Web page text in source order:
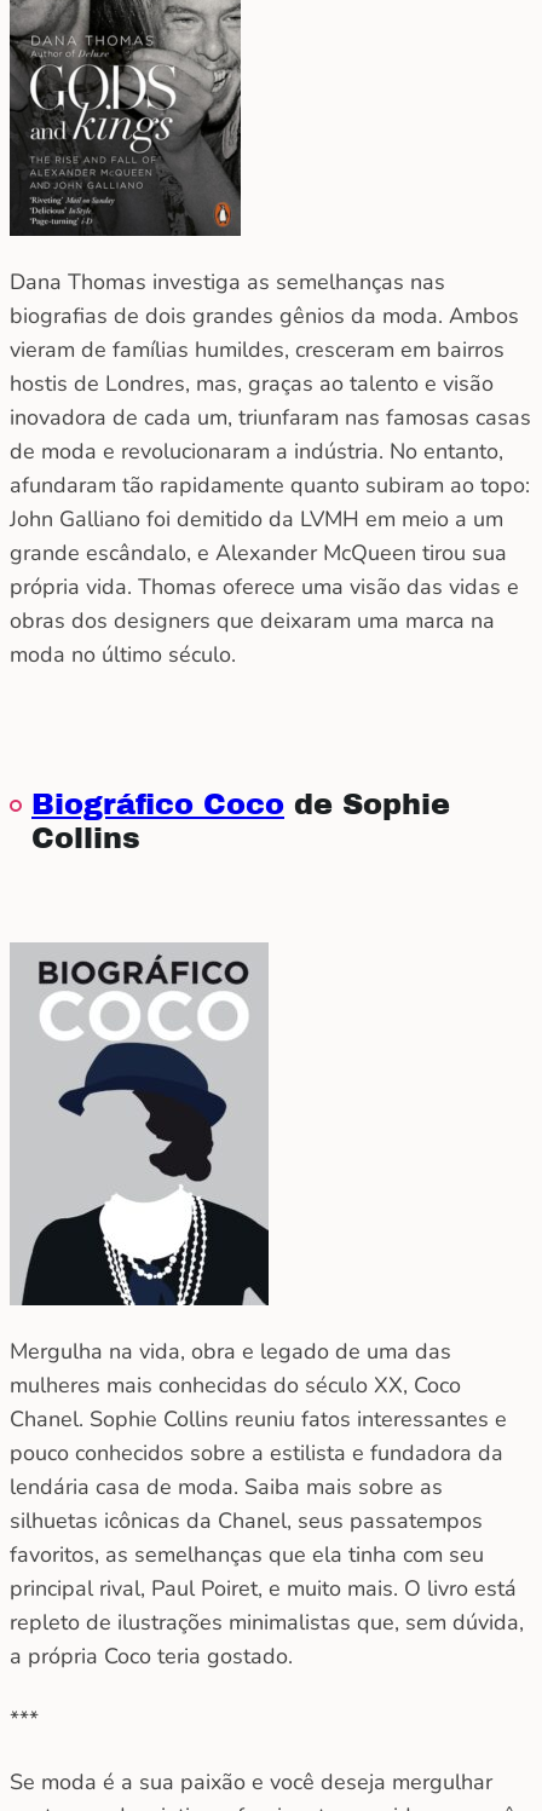
Dana Thomas investiga as semelhanças nas
biografias de dois grandes gênios da moda. Ambos
vieram de famílias humildes, cresceram em bairros
hostis de Londres, mas, graças ao talento e visão
inovadora de cada um, triunfaram nas famosas casas
de moda e revolucionaram a indústria. No entanto,
afundaram tão rapidamente quanto subiram ao topo:
John Galliano foi demitido da LVMH em meio a um
grande escândalo, e Alexander McQueen tirou sua
própria vida. Thomas oferece uma visão das vidas e
obras dos designers que deixaram uma marca na
moda no último século.
Biográfico Coco de Sophie
Collins
Mergulha na vida, obra e legado de uma das
mulheres mais conhecidas do século XX, Coco
Chanel. Sophie Collins reuniu fatos interessantes e
pouco conhecidos sobre a estilista e fundadora da
lendária casa de moda. Saiba mais sobre as
silhuetas icônicas da Chanel, seus passatempos
favoritos, as semelhanças que ela tinha com seu
principal rival, Paul Poiret, e muito mais. O livro está
repleto de ilustrações minimalistas que, sem dúvida,
a própria Coco teria gostado.
***
Se moda é a sua paixão e você deseja mergulhar